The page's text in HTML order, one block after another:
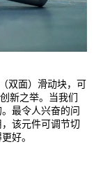
双面）滑动块，可
新之举。当我们
最令人兴奋的问
该元件可调节切
好。